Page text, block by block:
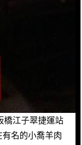
橋江子翠捷運站
名的小喬羊肉